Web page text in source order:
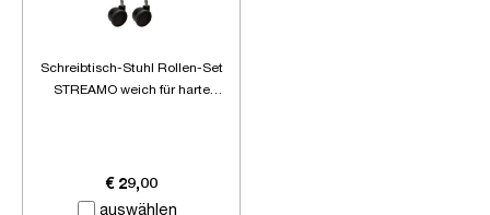
auswählen
Schreibtisch-Stuhl Rollen-Set
STREAMO weich für harte
€ 29,00